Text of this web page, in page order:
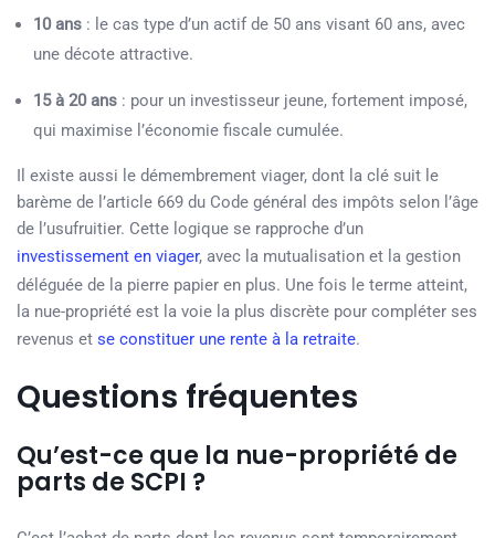
10 ans : le cas type d’un actif de 50 ans visant 60 ans, avec
une décote attractive.
15 à 20 ans : pour un investisseur jeune, fortement imposé,
qui maximise l’économie fiscale cumulée.
Il existe aussi le démembrement viager, dont la clé suit le
barème de l’article 669 du Code général des impôts selon l’âge
de l’usufruitier. Cette logique se rapproche d’un
investissement en viager, avec la mutualisation et la gestion
déléguée de la pierre papier en plus. Une fois le terme atteint,
la nue-propriété est la voie la plus discrète pour compléter ses
revenus et se constituer une rente à la retraite.
Questions fréquentes
Qu’est-ce que la nue-propriété de
parts de SCPI ?